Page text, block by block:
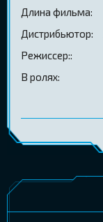
Длина фильма:
Дистрибьютор:
Режиссер::
В ролях: